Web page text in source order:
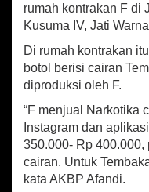
l
a
C
i
rumah kontrakan F di
Kusuma IV, Jati
Di rumah kontrakan
botol berisi cairan
diproduksi oleh F.
“F menjual Narkotika
Instagram dan
350.000- Rp
cairan. Untuk
kata AKBP Afandi.